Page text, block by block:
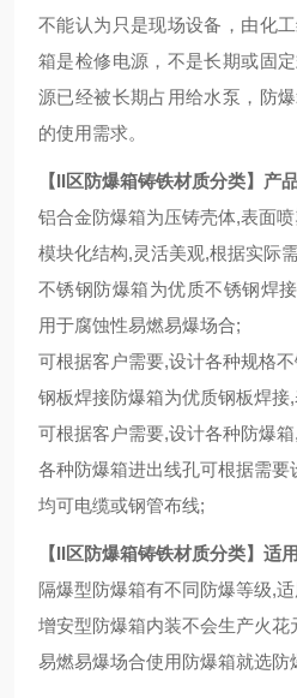
不能认为只是现场设备，由化
箱是检修电源，不是长期或固
源已经被长期占用给水泵，防
的使用需求。
【II区防爆箱铸铁材质分类】产
铝合金防爆箱为压铸壳体,表面喷
模块化结构,灵活美观,根据实际
不锈钢防爆箱为优质不锈钢焊
用于腐蚀性易燃易爆场合;
可根据客户需要,设计各种规格
钢板焊接防爆箱为优质钢板焊接
可根据客户需要,设计各种防爆
各种防爆箱进出线孔可根据需要
均可电缆或钢管布线;
【II区防爆箱铸铁材质分类】适
隔爆型防爆箱有不同防爆等级,
增安型防爆箱内装不会生产火花
易燃易爆场合使用防爆箱就选防